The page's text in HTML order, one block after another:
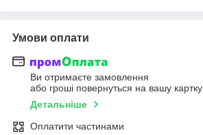
Умови оплати
Ви отримаєте замовлення
або гроші повернуться на вашу картку
Детальніше
Оплатити частинами